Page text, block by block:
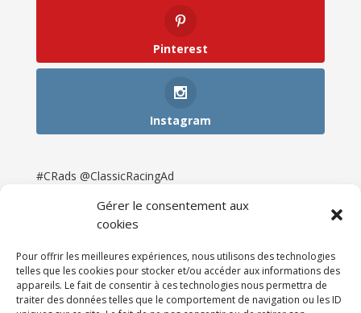
Gérer le consentement aux
cookies
Pour offrir les meilleures expériences, nous utilisons des technologies
telles que les cookies pour stocker et/ou accéder aux informations des
appareils. Le fait de consentir à ces technologies nous permettra de
traiter des données telles que le comportement de navigation ou les ID
Pinterest
Instagram
#CRads @ClassicRacingAd